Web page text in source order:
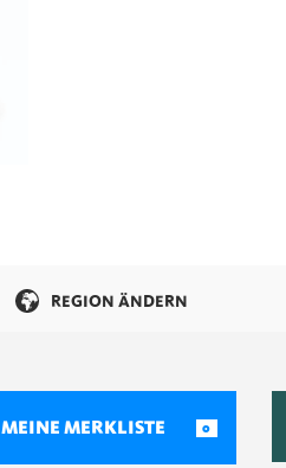
REGION ÄNDERN
MEINE MERKLISTE 0